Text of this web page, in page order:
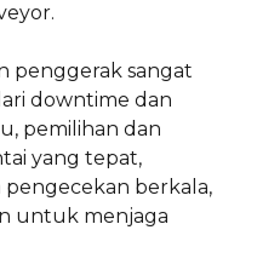
penggerak sangat
downtime dan
pemilihan dan
yang tepat,
berkala,
untuk menjaga